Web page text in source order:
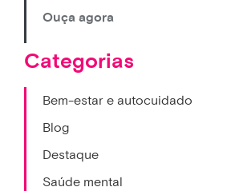
Ouça agora
Categorias
Bem-estar e autocuidado
Blog
Destaque
Saúde mental